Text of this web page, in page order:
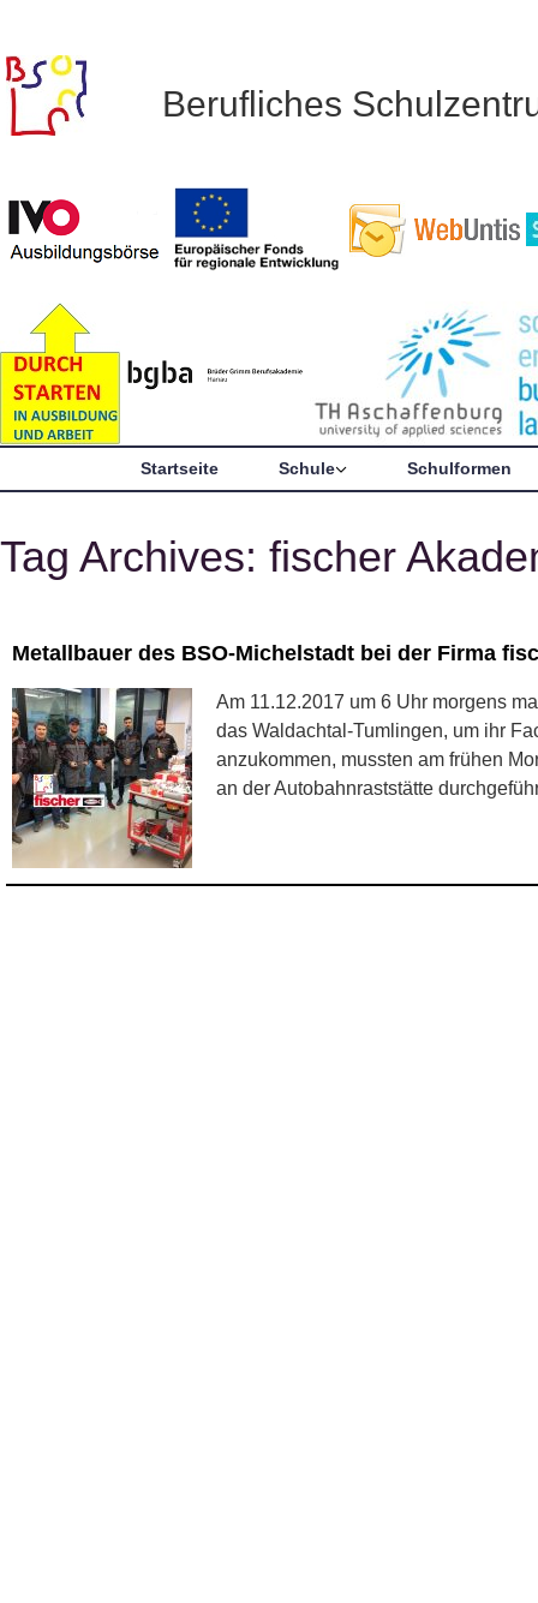
Berufliches
Startseite Schule Schulformen
Tag Archives: fischer
Metallbauer des BSO-Michelstadt bei der Firma
Am 11.12.2017 um 6 Uhr morgens
das Waldachtal-Tumlingen, um ihr
anzukommen, mussten am frühen
an der Autobahnraststätte